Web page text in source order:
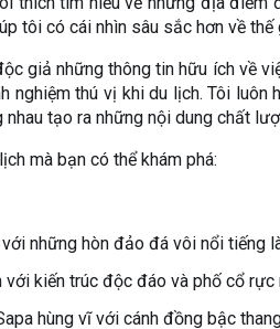
tôi có cái nhìn sâu sắc hơn về
giả những thông tin hữu ích về
nghiệm thú vị khi du lịch. Tôi
tạo ra những nội dung chất
mà bạn có thể khám phá:
những hòn đảo đá vôi nổi tiếng
với kiến trúc độc đáo và phố cổ
hùng vĩ với cánh đồng bậc